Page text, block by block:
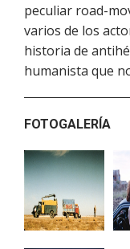
peculiar road-
varios de los
historia de
humanista que
FOTOGALERÍA